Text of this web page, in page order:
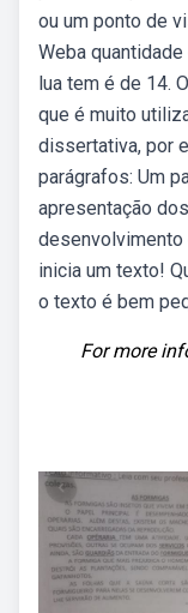
ou um ponto de
Weba
lua tem é de 14.
que é muito
dissertativa, por
parágrafos: Um
apresentação
desenvolvimento
inicia um texto!
o texto é bem
For more